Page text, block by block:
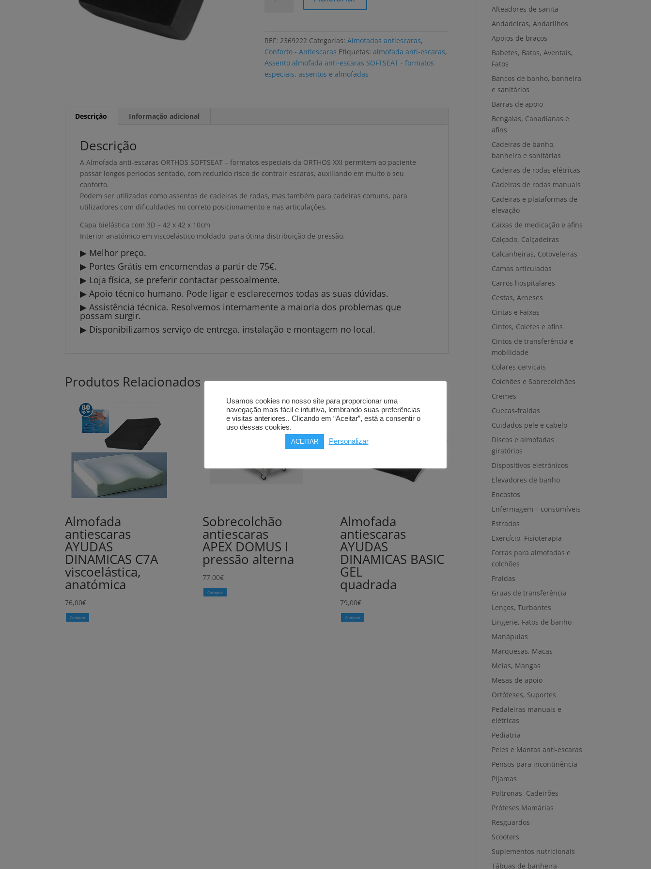
SOFTSEAT
rasgo,
viscoelástica
REF:2369222 Categorias:Almofadas antiescaras,
Conforto - Antiescaras Etiquetas:almofada anti-escaras,
Assento almofada anti-escaras SOFTSEAT - formatos
especiais,assentos e almofadas
Descrição Informação adicional
Descrição
A Almofada anti-escaras ORTHOS SOFTSEAT – formatos especiais da ORTHOS XXI permitem ao paciente
passar longos períodos sentado, com reduzido risco de contrair escaras, auxiliando em muito o seu
conforto.
Podem ser utilizados como assentos de cadeiras de rodas, mas também para cadeiras comuns, para
utilizadores com dificuldades no correto posicionamento e nas articulações.
Capa bielástica com 3D – 42 x 42 x 10cm
Interior anatómico em viscoelástico moldado, para ótima distribuição de pressão.
▶ Melhor preço.
▶ Portes Grátis em encomendas a partir de 75€.
▶ Loja física, se preferir contactar pessoalmente.
▶ Apoio técnico humano. Pode ligar e esclarecemos todas as suas dúvidas.
▶ Assistência técnica. Resolvemos internamente a maioria dos problemas que
possam surgir.
▶ Disponibilizamos serviço de entrega, instalação e montagem no local.
Produtos Relacionados
Almofada
antiescaras
AYUDAS
DINAMICAS C7A
viscoelástica,
anatómica
76,00€
Comprar
Sobrecolchão
antiescaras
APEX DOMUS I
pressão alterna
77,00€
Comprar
Almofada
antiescaras
AYUDAS
DINAMICAS BASIC
GEL
quadrada
79,00€
Comprar
Alteadores de sanita
Andadeiras, Andarilhos
Apoios de braços
Babetes, Batas, Aventais,
Fatos
Bancos de banho, banheira
e sanitários
Barras de apoio
Bengalas, Canadianas e
afins
Cadeiras de banho,
banheira e sanitárias
Cadeiras de rodas elétricas
Cadeiras de rodas manuais
Cadeiras e plataformas de
elevação
Caixas de medicação e afins
Calçado, Calçadeiras
Calcanheiras, Cotoveleiras
Camas articuladas
Carros hospitalares
Cestas, Arneses
Cintas e Faixas
Cintos, Coletes e afins
Cintos de transferência e
mobilidade
Colares cervicais
Colchões e Sobrecolchões
Cremes
Cuecas-fraldas
Cuidados pele e cabelo
Discos e almofadas
giratórios
Dispositivos eletrónicos
Elevadores de banho
Encostos
Enfermagem – consumíveis
Estrados
Exercício, Fisioterapia
Forras para almofadas e
colchões
Fraldas
Gruas de transferência
Lenços, Turbantes
Lingerie, Fatos de banho
Manápulas
Marquesas, Macas
Meias, Mangas
Mesas de apoio
Ortóteses, Suportes
Pedaleiras manuais e
elétricas
Pediatria
Peles e Mantas anti-escaras
Pensos para incontinência
Pijamas
Poltronas, Cadeirões
Próteses Mamárias
Resguardos
Scooters
Suplementos nutricionais
Tábuas de banheira
Usamos cookies no nosso site para proporcionar uma
navegação mais fácil e intuitiva, lembrando suas preferências
e visitas anteriores.. Clicando em “Aceitar”, está a consentir o
uso dessas cookies.
ACEITAR Personalizar